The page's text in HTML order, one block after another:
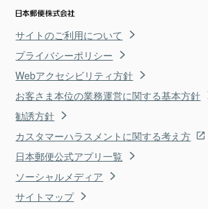
サイトのご利用について
プライバシーポリシー
Webアクセシビリティ方針
お客さま本位の業務運営に関する基本方針
勧誘方針
カスタマーハラスメントに関する考え方
日本郵便公式アプリ一覧
ソーシャルメディア
サイトマップ